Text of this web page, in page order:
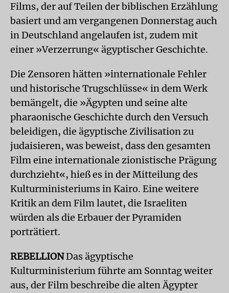
Films, der auf Teilen der biblischen Erzählung
basiert und am vergangenen Donnerstag auch
in Deutschland angelaufen ist, zudem mit
einer »Verzerrung« ägyptischer Geschichte.
Die Zensoren hätten »internationale Fehler
und historische Trugschlüsse« in dem Werk
bemängelt, die »Ägypten und seine alte
pharaonische Geschichte durch den Versuch
beleidigen, die ägyptische Zivilisation zu
judaisieren, was beweist, dass den gesamten
Film eine internationale zionistische Prägung
durchzieht«, hieß es in der Mitteilung des
Kulturministeriums in Kairo. Eine weitere
Kritik an dem Film lautet, die Israeliten
würden als die Erbauer der Pyramiden
porträtiert.
REBELLIONDas ägyptische
Kulturministerium führte am Sonntag weiter
aus, der Film beschreibe die alten Ägypter